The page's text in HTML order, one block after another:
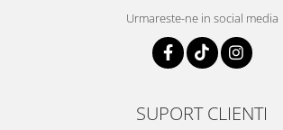
Solutii pentru constructori
Organizatoare si cutii pentru scule
Antidaunatori si insecticide
Urmareste-ne in social media
SUPORT CLIENTI